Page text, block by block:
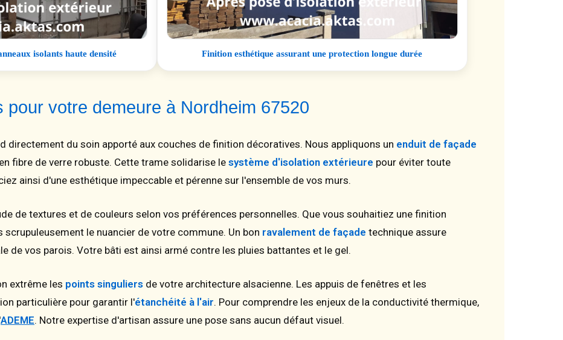
isolants haute densité Finition esthétique assurant une protection longue durée
pour votre demeure à Nordheim 67520
directement du soin apporté aux couches de finition décoratives. Nous appliquons un enduit de façade
en fibre de verre robuste. Cette trame solidarise le système d'isolation extérieure pour éviter toute
ainsi d'une esthétique impeccable et pérenne sur l'ensemble de vos murs.
de textures et de couleurs selon vos préférences personnelles. Que vous souhaitiez une finition
le nuancier de votre commune. Un bon ravalement de façade technique assure
de vos parois. Votre bâti est ainsi armé contre les pluies battantes et le gel.
extrême les points singuliers de votre architecture alsacienne. Les appuis de fenêtres et les
particulière pour garantir l'étanchéité à l'air. Pour comprendre les enjeux de la conductivité thermique,
ADEME. Notre expertise d'artisan assure une pose sans aucun défaut visuel.